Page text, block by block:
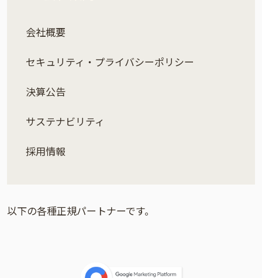
会社概要
セキュリティ・プライバシーポリシー
決算公告
サステナビリティ
採用情報
以下の各種正規パートナーです。